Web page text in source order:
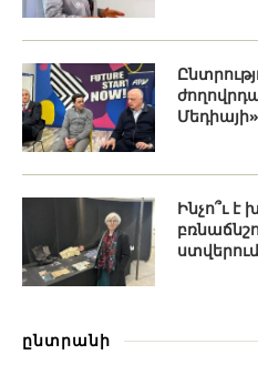
Ինչո՞ւ է
ստվերում
ընտրանի